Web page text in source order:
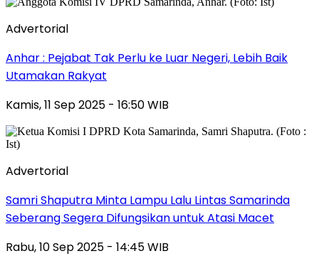
Advertorial
Anhar : Pejabat Tak Perlu ke Luar Negeri, Lebih Baik
Utamakan Rakyat
Kamis, 11 Sep 2025 - 16:50 WIB
Advertorial
Samri Shaputra Minta Lampu Lalu Lintas Samarinda
Seberang Segera Difungsikan untuk Atasi Macet
Rabu, 10 Sep 2025 - 14:45 WIB